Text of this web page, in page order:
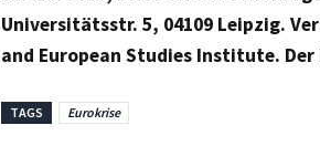
Universitätsstr. 5, 04109 Leipzig.
and European Studies Institute.
TAGS Eurokrise